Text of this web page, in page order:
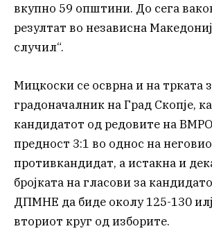
вкупно 59 општини. До сега
резултат во независна
случил“.
Мицкоски се осврна и на трката
градоначалник на Град Скопје,
кандидатот од редовите на
предност 3:1 во однос на
противкандидат, а истакна и
бројката на гласови за
ДПМНЕ да биде околу 125-130
вториот круг од изборите.